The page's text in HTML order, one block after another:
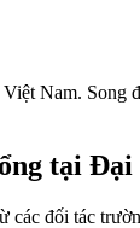
Nam.
tại
đối tác